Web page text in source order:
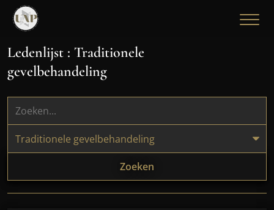
Ledenlijst : Traditionele
gevelbehandeling
Zoeken